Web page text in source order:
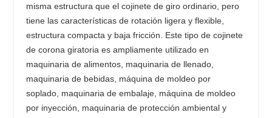
misma estructura que el cojinete de giro ordinario, pero
tiene las características de rotación ligera y flexible,
estructura compacta y baja fricción. Este tipo de cojinete
de corona giratoria es ampliamente utilizado en
maquinaria de alimentos, maquinaria de llenado,
maquinaria de bebidas, máquina de moldeo por
soplado, maquinaria de embalaje, máquina de moldeo
por inyección, maquinaria de protección ambiental y